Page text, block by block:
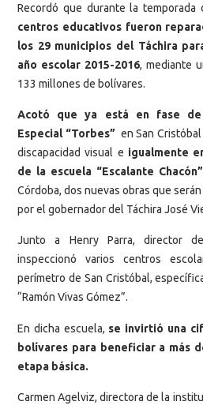
Recordó que durante la temporada
centros educativos fueron
los 29 municipios del Táchira
año escolar 2015-2016, mediante
133 millones de bolívares.
Acotó que ya está en fase de
Especial “Torbes” en San
discapacidad visual e igualmente
de la escuela “Escalante Chacón”
Córdoba, dos nuevas obras que
por el gobernador del Táchira José
Junto a Henry Parra, director de
inspeccionó varios centros
perímetro de San Cristóbal,
“Ramón Vivas Gómez”.
En dicha escuela, se invirtió una
bolívares para beneficiar a más
etapa básica.
Carmen Agelviz, directora de la